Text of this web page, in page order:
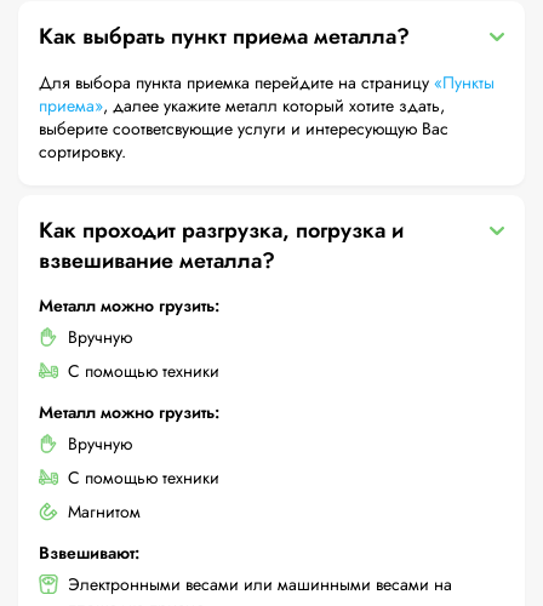
Как выбрать пункт приема металла?
Для выбора пункта приемка перейдите на страницу «Пункты
приема», далее укажите металл который хотите здать,
выберите соответсвующие услуги и интересующую Вас
сортировку.
Как проходит разгрузка, погрузка и
взвешивание металла?
Металл можно грузить:
Вручную
С помощью техники
Металл можно грузить:
Вручную
С помощью техники
Магнитом
Взвешивают:
Электронными весами или машинными весами на